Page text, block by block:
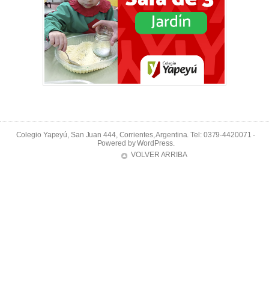
Colegio Yapeyú, San Juan 444, Corrientes, Argentina. Tel: 0379-4420071 -
Powered byWordPress.
VOLVER ARRIBA